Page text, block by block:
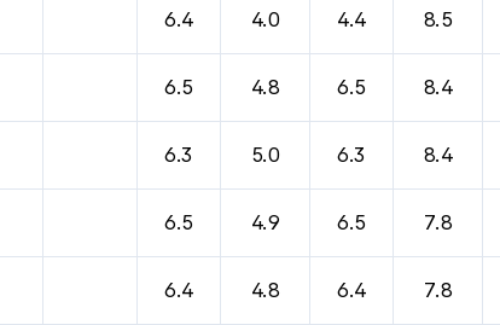
6.4 4.0 4.4 8.5
6.5 4.8 6.5 8.4
6.3 5.0 6.3 8.4
6.5 4.9 6.5 7.8
6.4 4.8 6.4 7.8